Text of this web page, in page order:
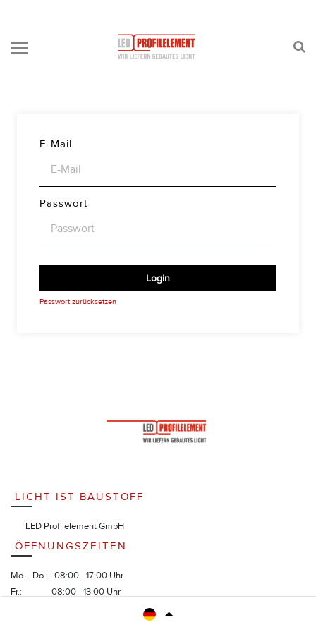
E-Mail
Passwort
Login
Passwort zurücksetzen
LICHT IST BAUSTOFF
LED Profilelement GmbH
ÖFFNUNGSZEITEN
Mo. - Do.: 08:00 - 17:00 Uhr
Fr.: 08:00 - 13:00 Uhr